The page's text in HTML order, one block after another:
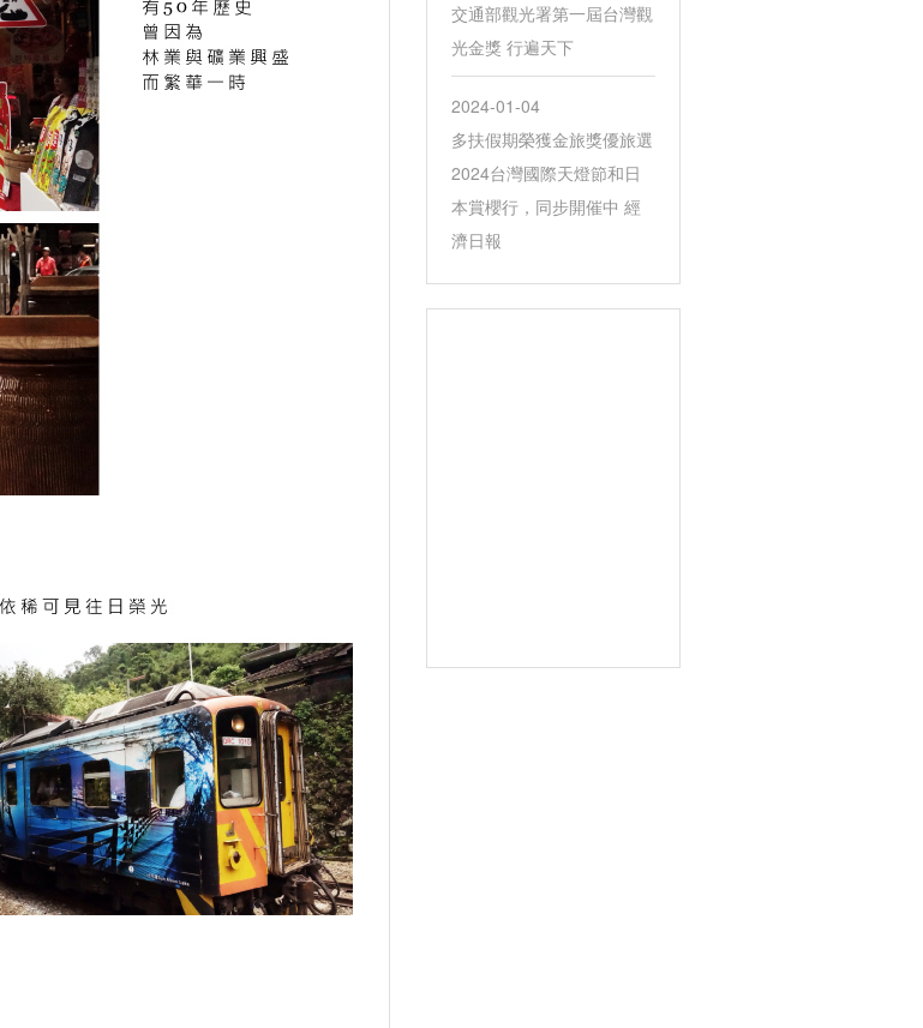
交通部觀光署第一屆台灣觀
光金獎 行遍天下
2024-01-04
多扶假期榮獲金旅獎優旅選
2024台灣國際天燈節和日
本賞櫻行，同步開催中 經
濟日報